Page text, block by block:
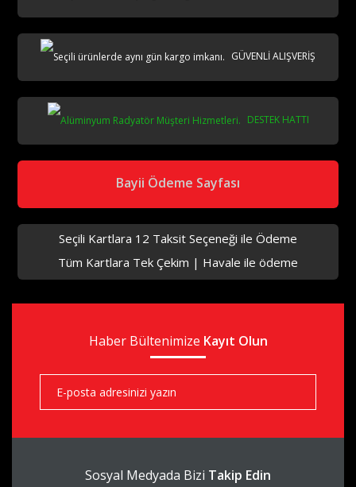
aks
aks
GÜVENLİ ALIŞVERİŞ
DESTEK HATTI
Bayii Ödeme Sayfası
Seçili Kartlara 12 Taksit Seçeneği ile Ödeme
Tüm Kartlara Tek Çekim | Havale ile ödeme
Haber Bültenimize Kayıt Olun
Sosyal Medyada Bizi Takip Edin